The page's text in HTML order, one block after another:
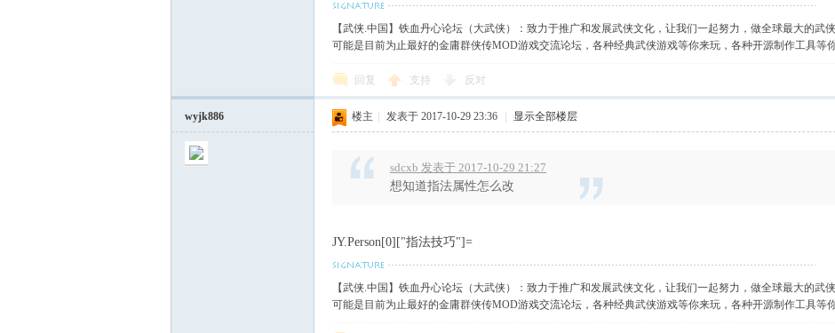
【武侠.中国】铁血丹心论坛（大武侠）：致力于推广和发展武侠文化，让我们一起努力，做全球最大的武侠
可能是目前为止最好的金庸群侠传MOD游戏交流论坛，各种经典武侠游戏等你来玩，各种开源制作工具等
回复 支持 反对
wyjk886 楼主 发表于 2017-10-29 23:36 显示全部楼层
sdcxb 发表于 2017-10-29 21:27
想知道指法属性怎么改
JY.Person[0]["指法技巧"]=
【武侠.中国】铁血丹心论坛（大武侠）：致力于推广和发展武侠文化，让我们一起努力，做全球最大的武侠
可能是目前为止最好的金庸群侠传MOD游戏交流论坛，各种经典武侠游戏等你来玩，各种开源制作工具等